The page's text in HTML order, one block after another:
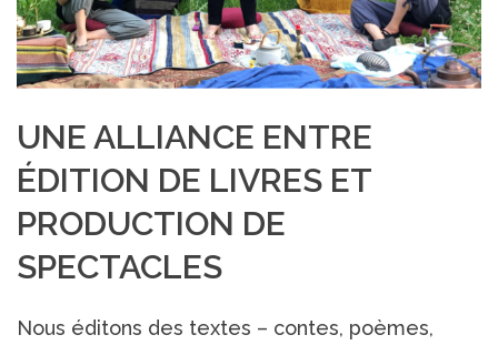
UNE ALLIANCE ENTRE
ÉDITION DE LIVRES ET
PRODUCTION DE
SPECTACLES
Nous éditons des textes – contes, poèmes,